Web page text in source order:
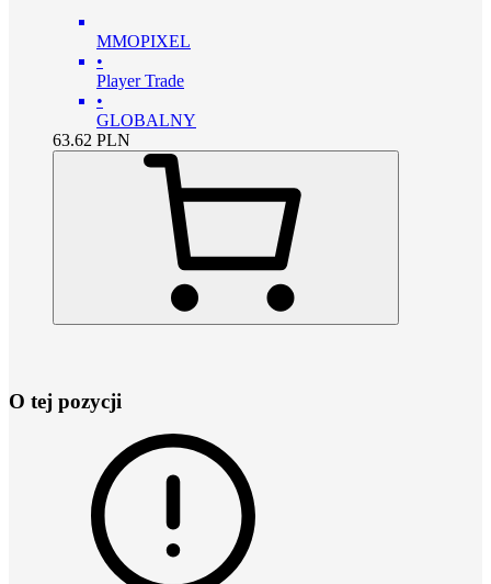
MMOPIXEL
•
Player Trade
•
GLOBALNY
63.62 PLN
O tej pozycji